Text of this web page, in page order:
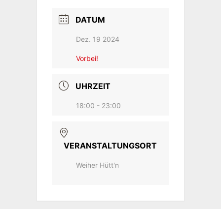
DATUM
Dez. 19 2024
Vorbei!
UHRZEIT
18:00 - 23:00
VERANSTALTUNGSORT
Weiher Hütt'n